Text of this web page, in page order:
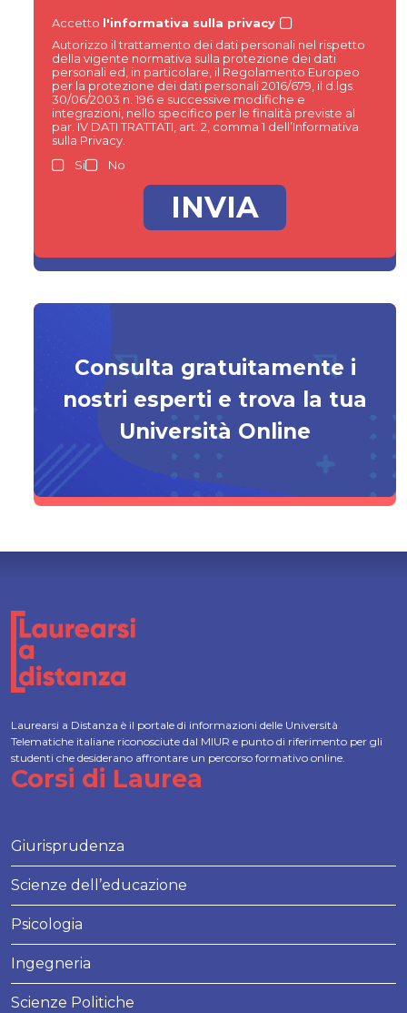
Accetto l'informativa sulla privacy
Autorizzo il trattamento dei dati personali nel rispetto
della vigente normativa sulla protezione dei dati
personali ed, in particolare, il Regolamento Europeo
per la protezione dei dati personali 2016/679, il d.lgs.
30/06/2003 n. 196 e successive modifiche e
integrazioni, nello specifico per le finalità previste al
par. IV DATI TRATTATI, art. 2, comma 1 dell’Informativa
sulla Privacy.
Si
No
Consulta gratuitamente i
nostri esperti e trova la tua
Università Online
Laurearsi a Distanza è il portale di informazioni delle Università
Telematiche italiane riconosciute dal MIUR e punto di riferimento per gli
studenti che desiderano affrontare un percorso formativo online.
Corsi di Laurea
Giurisprudenza
Scienze dell’educazione
Psicologia
Ingegneria
Scienze Politiche